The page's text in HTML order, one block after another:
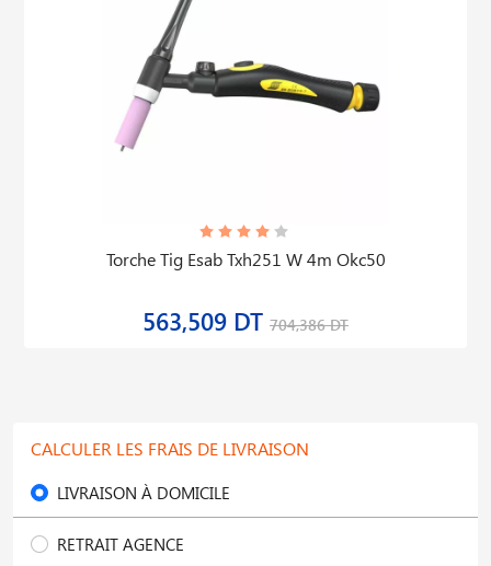
Torche Tig Esab Txh251 W 4m Okc50
563,509 DT 704,386 DT
CALCULER LES FRAIS DE LIVRAISON
LIVRAISON À DOMICILE
RETRAIT AGENCE